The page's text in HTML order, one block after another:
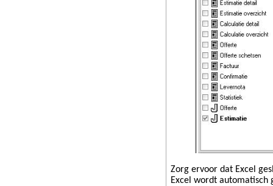
Zorg ervoor dat Excel
Excel wordt automatisch